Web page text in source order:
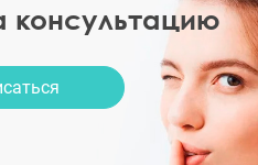
консультацию